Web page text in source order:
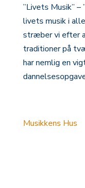
”Livets Musik”
livets musik i
stræber vi efter
traditioner på
har nemlig en
Musikkens Hus